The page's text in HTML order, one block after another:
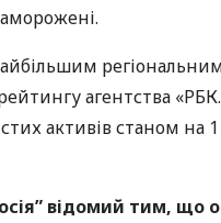
агентства
активів станом на
відомий тим, що